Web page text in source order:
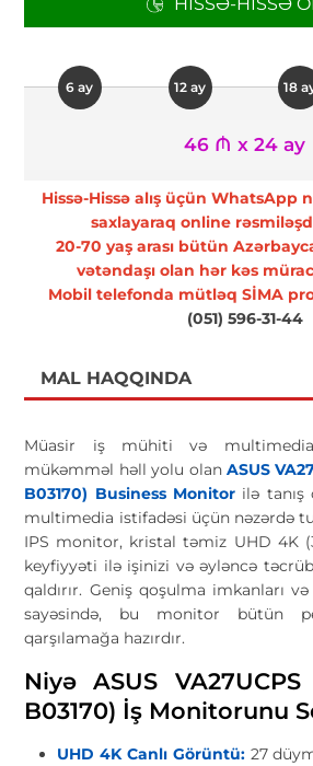
6 ay 12 ay 18
46 ₼ x 24 ay
Hissə-Hissə alış üçün WhatsApp
saxlayaraq online
20-70 yaş arası bütün
vətəndaşı olan hər kəs
Mobil telefonda mütləq SİMA
(051) 596-31-44
MAL HAQQINDA
Müasir iş mühiti və
mükəmməl həll yolu olan ASUS
B03170) Business Monitorilə tanış
multimedia istifadəsi üçün nəzərdə
IPS monitor, kristal təmiz UHD 4K
keyfiyyəti ilə işinizi və əyləncə
qaldırır. Geniş qoşulma imkanları
sayəsində, bu monitor bütün
qarşılamağa hazırdır.
Niyə ASUS
B03170) İş Monitorunu
UHD 4K Canlı Görüntü:27